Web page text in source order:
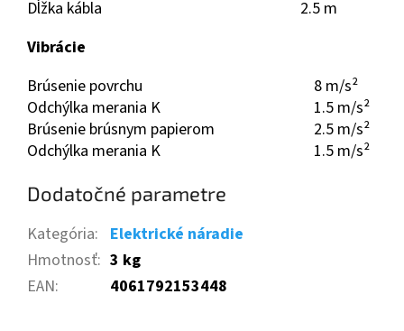
Dĺžka kábla
2.5 m
Vibrácie
Brúsenie povrchu
8 m/s²
Odchýlka merania K
1.5 m/s²
Brúsenie brúsnym papierom
2.5 m/s²
Odchýlka merania K
1.5 m/s²
Dodatočné parametre
Kategória: Elektrické náradie
Hmotnosť: 3 kg
EAN: 4061792153448